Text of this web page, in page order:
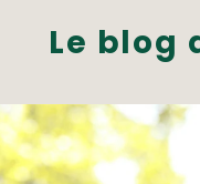
Le blog